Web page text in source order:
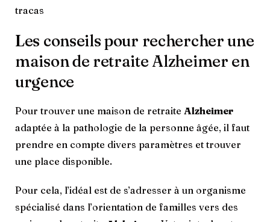
tracas
Les conseils pour rechercher une
maison de retraite Alzheimer en
urgence
Pour trouver une maison de retraite Alzheimer
adaptée à la pathologie de la personne âgée, il faut
prendre en compte divers paramètres et trouver
une place disponible.
Pour cela, l’idéal est de s’adresser à un organisme
spécialisé dans l’orientation de familles vers des